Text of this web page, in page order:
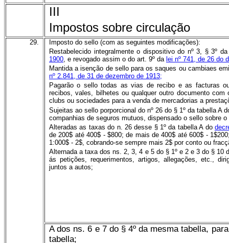
III
Impostos sobre circulação
29.
Imposto do sello (com as seguintes modificações):
Restabelecido integralmente o dispositivo do nº 3, § 3º
1900, e revogado assim o do art. 9º da lei nº 741, de 26 do
Mantida a isenção de sello para os saques ou cambiaes
nº 2.841, de 31 de dezembro de 1913;
Pagarão o sello todas as vias de recibo e as facturas
recibos, vales, bilhetes ou qualquer outro documento
clubs ou sociedades para a venda de mercadorias a
Sujeitas ao sello porporcional do nº 26 do § 1º da tabella A
companhias de seguros mutuos, dispensado o sello sobre
Alteradas as taxas do n. 26 desse § 1º da tabella A do
de 200$ até 400$ - $800; de mais de 400$ até 600$ -
1:000$ - 2$, cobrando-se sempre mais 2$ por conto ou
Alternada a taxa dos ns. 2, 3, 4 e 5 do § 1º e 2 e 3 do §
ás petições, requerimentos, artigos, allegações, etc.,
juntos a autos;
A dos ns. 6 e 7 do § 4º da mesma tabella,
tabella;